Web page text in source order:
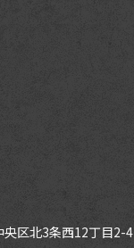
区北3条西12丁目2-4